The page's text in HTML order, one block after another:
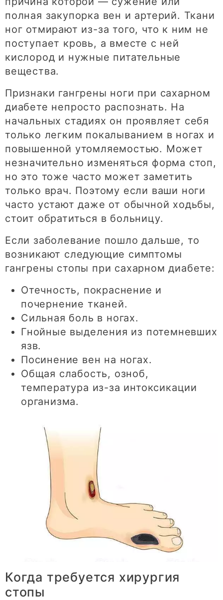
полная закупорка вен и артерий. Ткани
ног отмирают из-за того, что к ним не
поступает кровь, а вместе с ней
кислород и нужные питательные
вещества.
Признаки гангрены ноги при сахарном
диабете непросто распознать. На
начальных стадиях он проявляет себя
только легким покалыванием в ногах и
повышенной утомляемостью. Может
незначительно изменяться форма стоп,
но это тоже часто может заметить
только врач. Поэтому если ваши ноги
часто устают даже от обычной ходьбы,
стоит обратиться в больницу.
Если заболевание пошло дальше, то
возникают следующие симптомы
гангрены стопы при сахарном диабете:
Отечность, покраснение и
почернение тканей.
Сильная боль в ногах.
Гнойные выделения из потемневших
язв.
Посинение вен на ногах.
Общая слабость, озноб,
температура из-за интоксикации
организма.
Когда требуется хирургия
стопы